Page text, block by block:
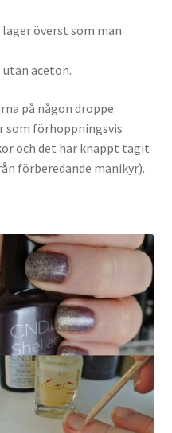
överst som man
aceton.
på någon droppe
som förhoppningsvis
och det har knappt tagit
förberedande manikyr).